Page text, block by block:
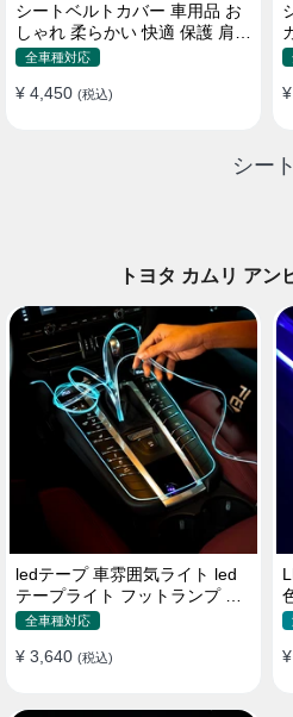
シートベルトカバー 車用品 お
しゃれ 柔らかい 快適 保護 肩当
てパッド 圧迫感軽減
全車種対応
¥ 4,450 (税込)
シー
トヨタ カムリ アン
ledテープ 車雰囲気ライト led
テープライト フットランプ 車
内装飾 USB 3メートル
全車種対応
¥ 3,640 (税込)